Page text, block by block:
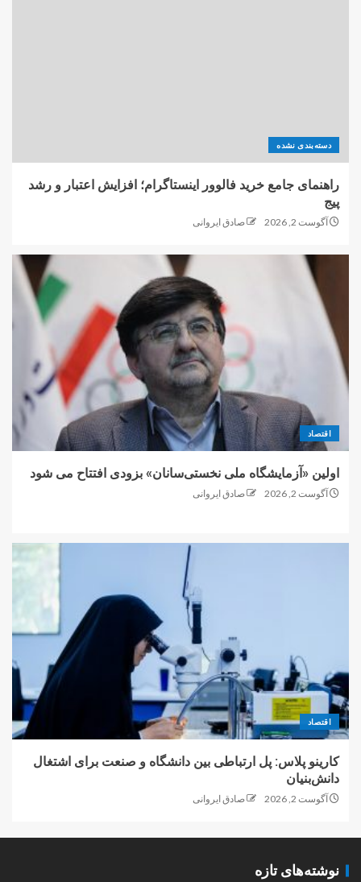
دسته‌بندی نشده
راهنمای جامع خرید فالوور اینستاگرام؛ افزایش اعتبار و رشد
پیج
آگوست 2, 2026 صادق ایروانی
اقتصاد
اولین «آزمایشگاه ملی نخستی‌سانان» بزودی افتتاح می شود
آگوست 2, 2026 صادق ایروانی
اقتصاد
کارینو پلاس: پل ارتباطی بین دانشگاه و صنعت برای اشتغال
دانش‌بنیان
آگوست 2, 2026 صادق ایروانی
نوشته‌های تازه